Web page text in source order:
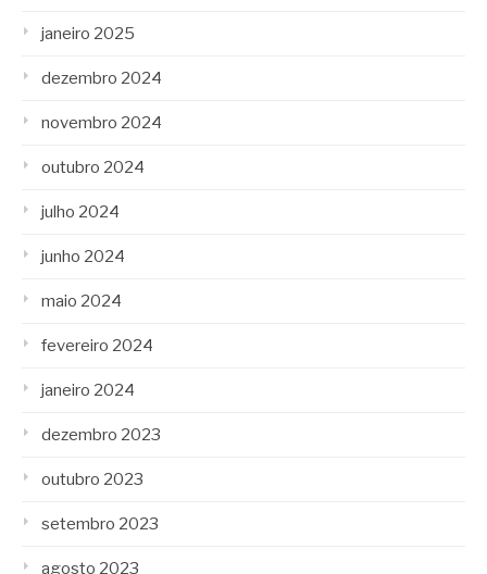
janeiro 2025
dezembro 2024
novembro 2024
outubro 2024
julho 2024
junho 2024
maio 2024
fevereiro 2024
janeiro 2024
dezembro 2023
outubro 2023
setembro 2023
agosto 2023